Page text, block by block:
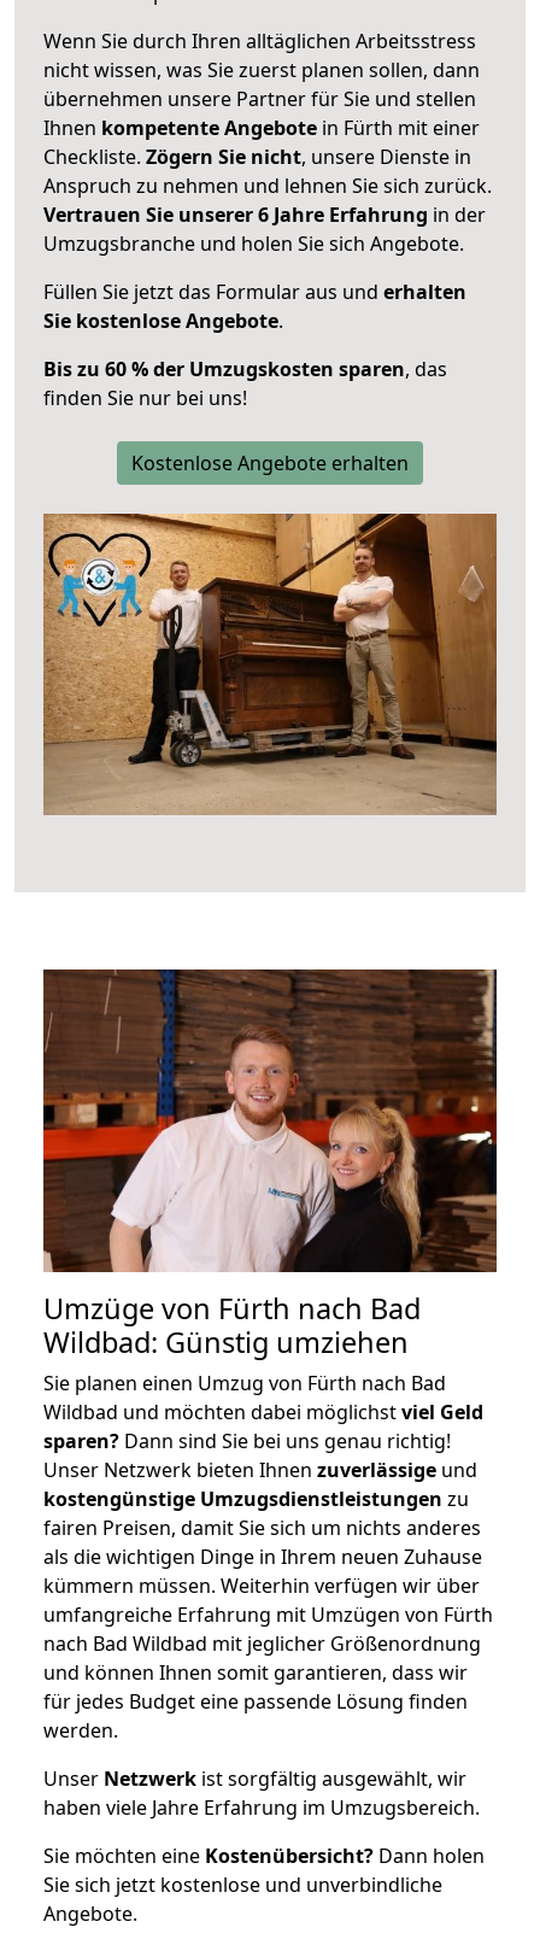
Wenn Sie durch Ihren alltäglichen Arbeitsstress
nicht wissen, was Sie zuerst planen sollen, dann
übernehmen unsere Partner für Sie und stellen
Ihnen kompetente Angebote in Fürth mit einer
Checkliste. Zögern Sie nicht, unsere Dienste in
Anspruch zu nehmen und lehnen Sie sich zurück.
Vertrauen Sie unserer 6 Jahre Erfahrung in der
Umzugsbranche und holen Sie sich Angebote.
Füllen Sie jetzt das Formular aus und erhalten
Sie kostenlose Angebote.
Bis zu 60 % der Umzugskosten sparen, das
finden Sie nur bei uns!
Kostenlose Angebote erhalten
Umzüge von Fürth nach Bad
Wildbad: Günstig umziehen
Sie planen einen Umzug von Fürth nach Bad
Wildbad und möchten dabei möglichstviel Geld
sparen? Dann sind Sie bei uns genau richtig!
Unser Netzwerk bieten Ihnen zuverlässige und
kostengünstige Umzugsdienstleistungen zu
fairen Preisen, damit Sie sich um nichts anderes
als die wichtigen Dinge in Ihrem neuen Zuhause
kümmern müssen. Weiterhin verfügen wir über
umfangreiche Erfahrung mit Umzügen von Fürth
nach Bad Wildbad mit jeglicher Größenordnung
und können Ihnen somit garantieren, dass wir
für jedes Budget eine passende Lösung finden
werden.
Unser Netzwerk ist sorgfältig ausgewählt, wir
haben viele Jahre Erfahrung im Umzugsbereich.
Sie möchten eine Kostenübersicht? Dann holen
Sie sich jetzt kostenlose und unverbindliche
Angebote.